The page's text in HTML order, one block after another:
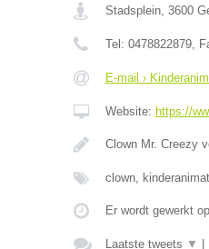
Stadsplein, 3600
Tel: 0478822879,
E-mail ›
Website: https://
Clown Mr. Creezy
clown,
Er wordt gewerkt
Laatste tweets ▼